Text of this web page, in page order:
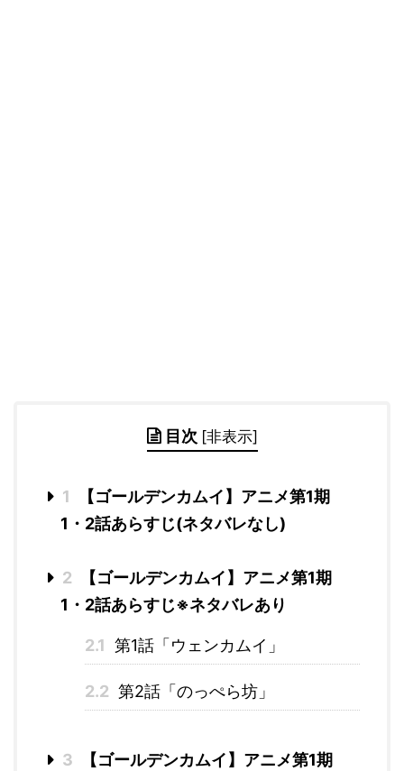
目次 [非表示]
1
【ゴールデンカムイ】アニメ第1期
1・2話あらすじ(ネタバレなし)
2
【ゴールデンカムイ】アニメ第1期
1・2話あらすじ※ネタバレあり
2.1 第1話「ウェンカムイ」
2.2 第2話「のっぺら坊」
3
【ゴールデンカムイ】アニメ第1期